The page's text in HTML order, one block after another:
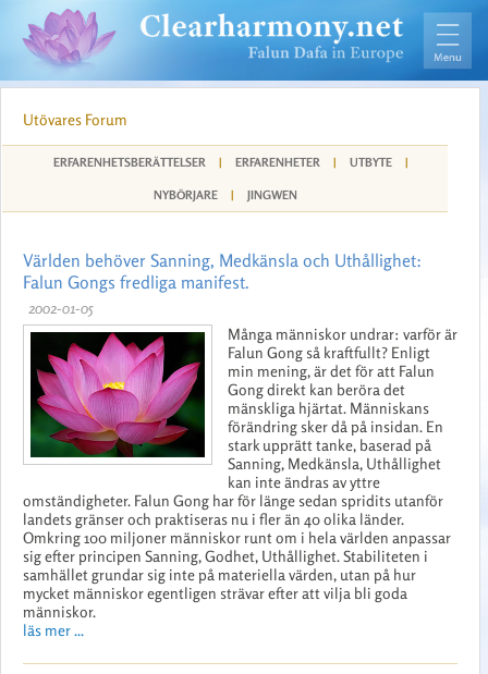
Utövares Forum
ERFARENHETSBERÄTTELSER | ERFARENHETER | UTBYTE |
NYBÖRJARE | JINGWEN
Världen behöver Sanning, Medkänsla och Uthållighet:
Falun Gongs fredliga manifest.
2002-01-05
Många människor undrar: varför är
Falun Gong så kraftfullt? Enligt
min mening, är det för att Falun
Gong direkt kan beröra det
mänskliga hjärtat. Människans
förändring sker då på insidan. En
stark upprätt tanke, baserad på
Sanning, Medkänsla, Uthållighet
kan inte ändras av yttre
omständigheter. Falun Gong har för länge sedan spridits utanför
landets gränser och praktiseras nu i fler än 40 olika länder.
Omkring 100 miljoner människor runt om i hela världen anpassar
sig efter principen Sanning, Godhet, Uthållighet. Stabiliteten i
samhället grundar sig inte på materiella värden, utan på hur
mycket människor egentligen strävar efter att vilja bli goda
människor.
läs mer ...